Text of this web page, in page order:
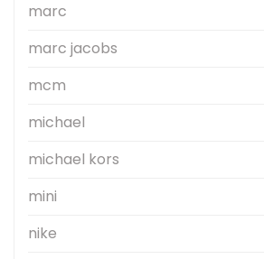
marc
marc jacobs
mcm
michael
michael kors
mini
nike